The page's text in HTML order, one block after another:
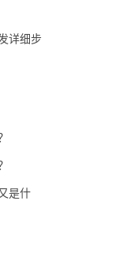
详细步
是什